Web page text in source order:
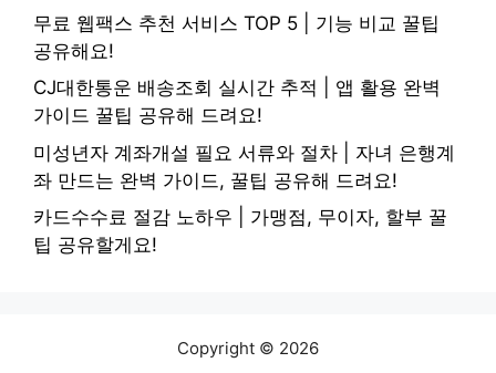
무료 웹팩스 추천 서비스 TOP 5 | 기능 비교 꿀팁
공유해요!
CJ대한통운 배송조회 실시간 추적 | 앱 활용 완벽
가이드 꿀팁 공유해 드려요!
미성년자 계좌개설 필요 서류와 절차 | 자녀 은행계
좌 만드는 완벽 가이드, 꿀팁 공유해 드려요!
카드수수료 절감 노하우 | 가맹점, 무이자, 할부 꿀
팁 공유할게요!
Copyright © 2026